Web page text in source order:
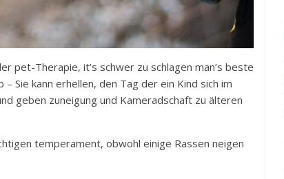
pet-Therapie, it’s schwer zu schlagen man’s beste
Sie kann erhellen, den Tag der ein Kind sich im
geben zuneigung und Kameradschaft zu älteren
temperament, obwohl einige Rassen neigen